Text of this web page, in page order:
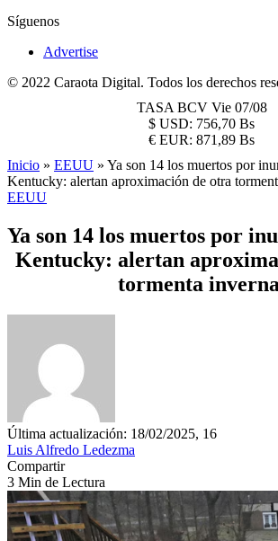
Síguenos
Advertise
© 2022 Caraota Digital. Todos los derechos
TASA BCV Vie 07/08
$ USD: 756,70 Bs
€ EUR: 871,89 Bs
Inicio » EEUU » Ya son 14 los muertos por
Kentucky: alertan aproximación de otra
EEUU
Ya son 14 los muertos por
Kentucky: alertan
tormenta
Última actualización: 18/02/2025, 16
Luis Alfredo Ledezma
Compartir
3 Min de Lectura